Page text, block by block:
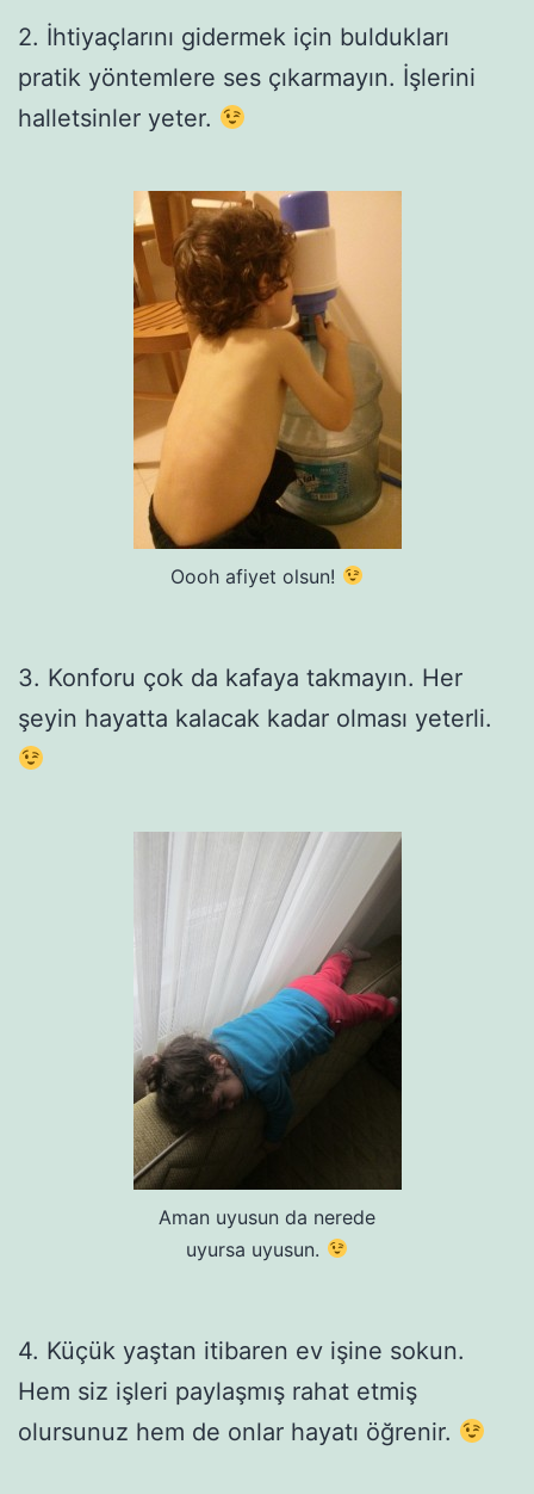
2. İhtiyaçlarını gidermek için buldukları
pratik yöntemlere ses çıkarmayın. İşlerini
halletsinler yeter.
Oooh afiyet olsun!
3. Konforu çok da kafaya takmayın. Her
şeyin hayatta kalacak kadar olması yeterli.
Aman uyusun da nerede
uyursa uyusun.
4. Küçük yaştan itibaren ev işine sokun.
Hem siz işleri paylaşmış rahat etmiş
olursunuz hem de onlar hayatı öğrenir.